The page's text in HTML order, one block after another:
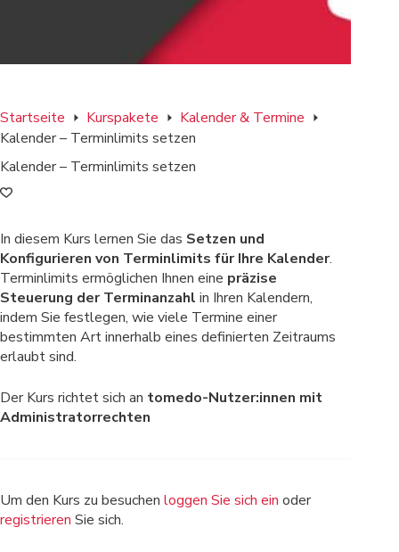
Startseite Kurspakete
Kalender & Termine
Kalender – Terminlimits setzen
Kalender – Terminlimits setzen
In diesem Kurs lernen Sie das Setzen und
Konfigurieren von Terminlimits für Ihre Kalender.
Terminlimits ermöglichen Ihnen eine präzise
Steuerung der Terminanzahl in Ihren Kalendern,
indem Sie festlegen, wie viele Termine einer
bestimmten Art innerhalb eines definierten Zeitraums
erlaubt sind.
Der Kurs richtet sich an tomedo-Nutzer:innen mit
Administratorrechten
Um den Kurs zu besuchen loggen Sie sich ein oder
registrieren Sie sich.